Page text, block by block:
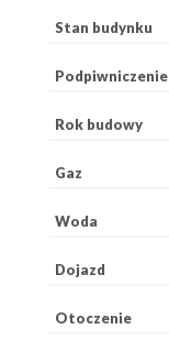
Stan budynku
Podpiwniczenie
Rok budowy
Gaz
Woda
Dojazd
Otoczenie